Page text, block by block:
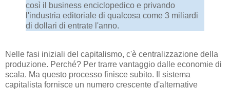
così il business enciclopedico e privando
l'industria editoriale di qualcosa come 3 miliardi
di dollari di entrate l'anno.
Nelle fasi iniziali del capitalismo, c'è centralizzazione della
produzione. Perché? Per trarre vantaggio dalle economie di
scala. Ma questo processo finisce subito. Il sistema
capitalista fornisce un numero crescente d'alternative